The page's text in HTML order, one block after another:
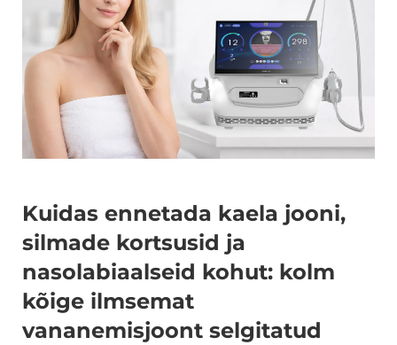
Kuidas ennetada kaela jooni,
silmade kortsusid ja
nasolabiaalseid kohut: kolm
kõige ilmsemat
vananemisjoont selgitatud